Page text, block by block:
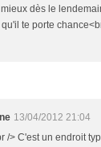
dès le
te porte
13/04/2012 21:04
/> C'est un endroit